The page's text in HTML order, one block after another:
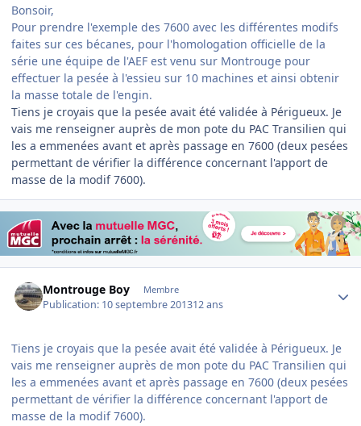
Bonsoir,
Pour prendre l'exemple des 7600 avec les différentes modifs
faites sur ces bécanes, pour l'homologation officielle de la
série une équipe de l'AEF est venu sur Montrouge pour
effectuer la pesée à l'essieu sur 10 machines et ainsi obtenir
la masse totale de l'engin.
Tiens je croyais que la pesée avait été validée à Périgueux. Je
vais me renseigner auprès de mon pote du PAC Transilien qui
les a emmenées avant et après passage en 7600 (deux pesées
permettant de vérifier la différence concernant l'apport de
masse de la modif 7600).
Montrouge Boy Membre
Publication: 10 septembre 201312 ans
Tiens je croyais que la pesée avait été validée à Périgueux. Je
vais me renseigner auprès de mon pote du PAC Transilien qui
les a emmenées avant et après passage en 7600 (deux pesées
permettant de vérifier la différence concernant l'apport de
masse de la modif 7600).